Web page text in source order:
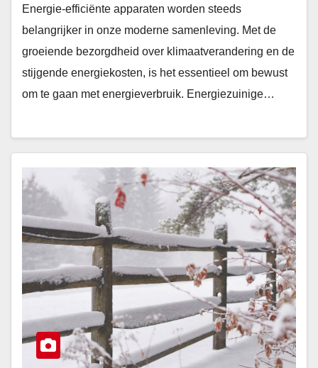
Energie-efficiënte apparaten worden steeds
belangrijker in onze moderne samenleving. Met de
groeiende bezorgdheid over klimaatverandering en de
stijgende energiekosten, is het essentieel om bewust
om te gaan met energieverbruik. Energiezuinige…